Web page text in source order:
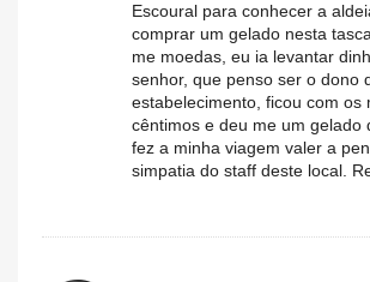
Escoural para conhecer a
comprar um gelado nesta
me moedas, eu ia levantar
senhor, que penso ser o dono
estabelecimento, ficou com os
cêntimos e deu me um gelado
fez a minha viagem valer a
simpatia do staff deste local.